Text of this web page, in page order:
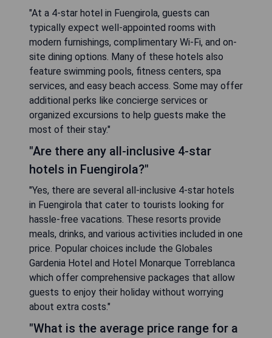
"At a 4-star hotel in Fuengirola, guests can
typically expect well-appointed rooms with
modern furnishings, complimentary Wi-Fi, and on-
site dining options. Many of these hotels also
feature swimming pools, fitness centers, spa
services, and easy beach access. Some may offer
additional perks like concierge services or
organized excursions to help guests make the
most of their stay."
"Are there any all-inclusive 4-star
hotels in Fuengirola?"
"Yes, there are several all-inclusive 4-star hotels
in Fuengirola that cater to tourists looking for
hassle-free vacations. These resorts provide
meals, drinks, and various activities included in one
price. Popular choices include the Globales
Gardenia Hotel and Hotel Monarque Torreblanca
which offer comprehensive packages that allow
guests to enjoy their holiday without worrying
about extra costs."
"What is the average price range for a